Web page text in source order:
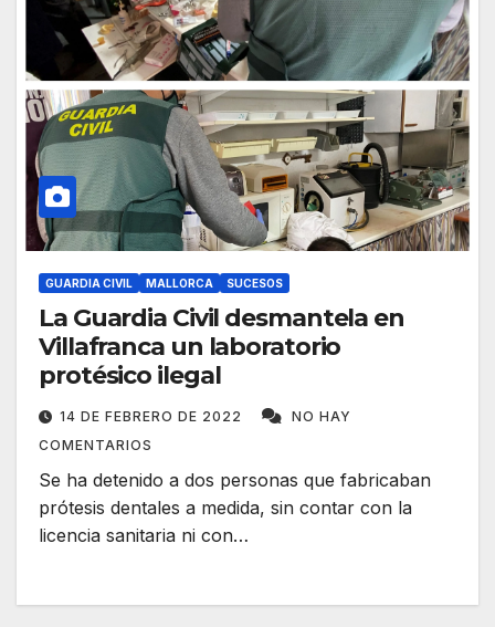
GUARDIA CIVIL MALLORCA SUCESOS
La Guardia Civil desmantela en
Villafranca un laboratorio
protésico ilegal
14 DE FEBRERO DE 2022
NO HAY
COMENTARIOS
Se ha detenido a dos personas que fabricaban
prótesis dentales a medida, sin contar con la
licencia sanitaria ni con…